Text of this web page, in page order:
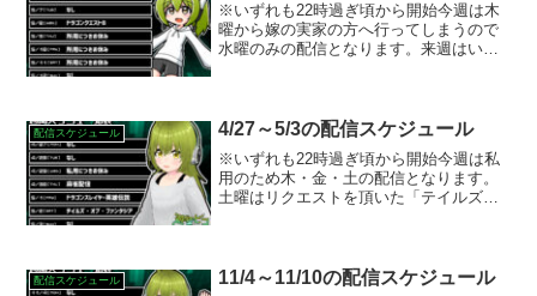
※いずれも22時過ぎ頃から開始今週は木
曜から嫁の実家の方へ行ってしまうので
水曜のみの配信となります。来週はいつ
配信スケジュール 4/27～5/3の配信スケジュール
※いずれも22時過ぎ頃から開始今週は私
用のため木・金・土の配信となります。
土曜はリクエストを頂いた「テイルズ・
す。
配信スケジュール 11/4～11/10の配信スケジュール